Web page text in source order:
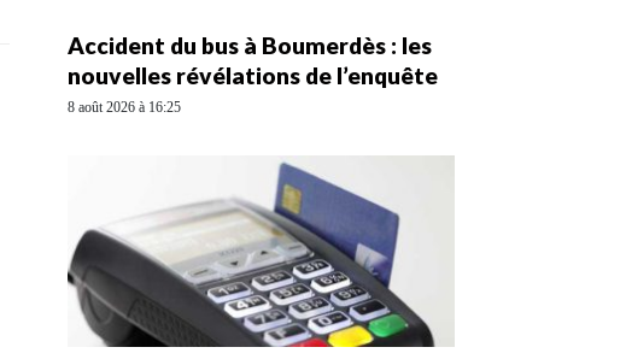
Accident du bus à Boumerdès : les
nouvelles révélations de l’enquête
8 août 2026 à 16:25